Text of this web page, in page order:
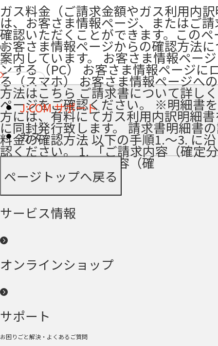
ガス料金（ご請求金額やガス利用内
は、お客さま情報ページ、またはご
確認いただくことができます。この
お客さま情報ページからの確認方法
案内しています。 お客さま情報ペー
ンする（PC） お客さま情報ページに
る（スマホ） お客さま情報ページへ
方法はこちら ご請求書について詳し
ページをご確認ください。 ※明細書
方には、有料にてガス利用内訳明細
に同封発行致します。 請求書明細書
料金の確認方法 以下の手順1.～3. に
認ください。 1. 「ご請求内容（確定
面に移動 「ご請求内容（確
14
J:COM サポート
ガス
ページトップへ戻る
サービス情報
オンラインショップ
サポート
お困りごと解決・よくあるご質問